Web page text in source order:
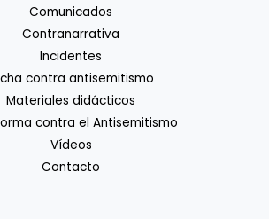
Comunicados
Contranarrativa
Incidentes
contra antisemitismo
Materiales didácticos
contra el Antisemitismo
Vídeos
Contacto